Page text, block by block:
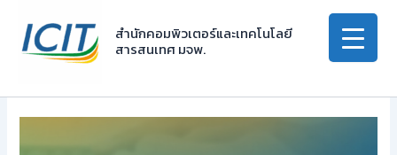
content
สำนักคอมพิวเตอร์และเทคโนโลยี
สารสนเทศ มจพ.